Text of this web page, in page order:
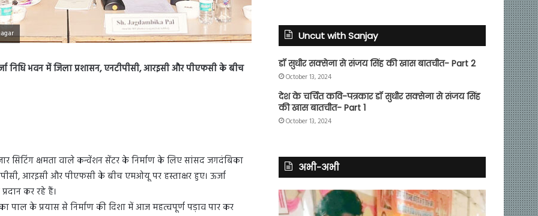
निधि भवन में जिला प्रशासन, एनटीपीसी, आरइसी और पीएफसी के बीच
सिटिंग क्षमता वाले कन्वेंशन सेंटर के निर्माण के लिए सांसद जगदंबिका
आरइसी और पीएफसी के बीच एमओयू पर हस्ताक्षर हुए। ऊर्जा
कर रहे हैं।
पाल के प्रयास से निर्माण की दिशा में आज महत्वपूर्ण पड़ाव पार कर
Uncut with Sanjay
डॉ सुधीर सक्सेना से संजय सिंह की खास बातचीत- Part 2
October 13, 2024
देश के चर्चित कवि-पत्रकार डॉ सुधीर सक्सेना से संजय सिंह
की खास बातचीत- Part 1
October 13, 2024
अभी-अभी